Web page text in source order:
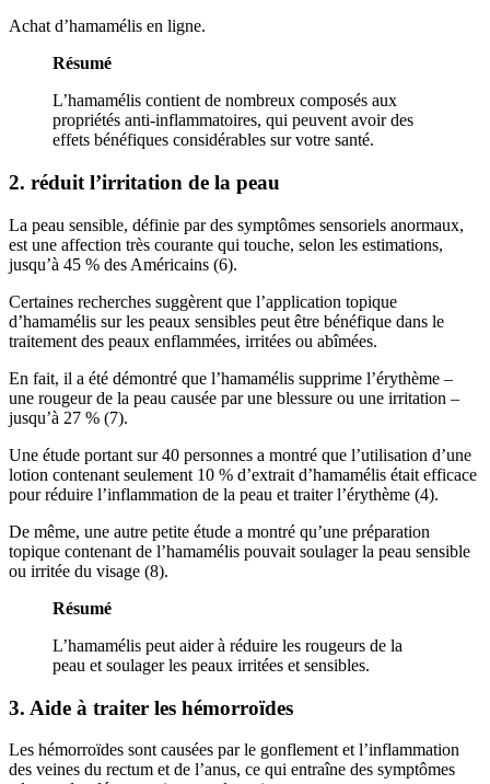
Achat d’hamamélis en ligne.
Résumé
L’hamamélis contient de nombreux composés aux
propriétés anti-inflammatoires, qui peuvent avoir des
effets bénéfiques considérables sur votre santé.
2. réduit l’irritation de la peau
La peau sensible, définie par des symptômes sensoriels anormaux,
est une affection très courante qui touche, selon les estimations,
jusqu’à 45 % des Américains (6).
Certaines recherches suggèrent que l’application topique
d’hamamélis sur les peaux sensibles peut être bénéfique dans le
traitement des peaux enflammées, irritées ou abîmées.
En fait, il a été démontré que l’hamamélis supprime l’érythème –
une rougeur de la peau causée par une blessure ou une irritation –
jusqu’à 27 % (7).
Une étude portant sur 40 personnes a montré que l’utilisation d’une
lotion contenant seulement 10 % d’extrait d’hamamélis était efficace
pour réduire l’inflammation de la peau et traiter l’érythème (4).
De même, une autre petite étude a montré qu’une préparation
topique contenant de l’hamamélis pouvait soulager la peau sensible
ou irritée du visage (8).
Résumé
L’hamamélis peut aider à réduire les rougeurs de la
peau et soulager les peaux irritées et sensibles.
3. Aide à traiter les hémorroïdes
Les hémorroïdes sont causées par le gonflement et l’inflammation
des veines du rectum et de l’anus, ce qui entraîne des symptômes